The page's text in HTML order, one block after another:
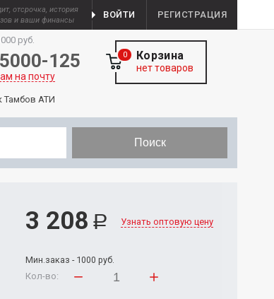
отсрочка, история
и ваши финансы
ВОЙТИ РЕГИСТРАЦИЯ
руб.
125
на почту
Корзина
0
нет товаров
Тамбов АТИ
Поиск
3 208 Р Узнать оптовую цену
Мин.заказ - 1000 руб.
Кол-во: